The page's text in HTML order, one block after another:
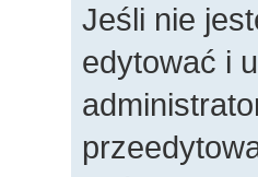
Jeśli nie
edytować i